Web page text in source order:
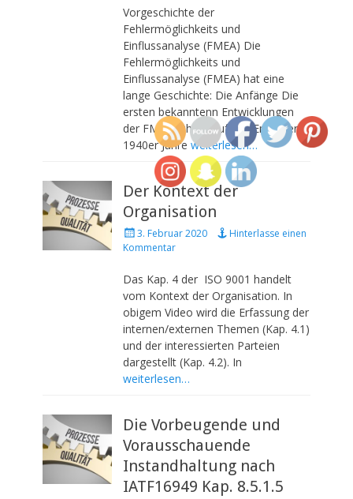
t
e
d
o
n
Vorgeschichte der
Fehlermöglichkeits und
Einflussanalyse (FMEA) Die
Fehlermöglichkeits und
Einflussanalyse (FMEA) hat eine
lange Geschichte: Die Anfänge Die
ersten bekanntenn Entwicklungen
der FMEA führen auf das Ende der
1940er Jahre weiterlesen…
Der Kontext der
Organisation
P
o
t
d
o
n
3. Februar 2020
Hinterlasse einen
Kommentar
Das Kap. 4 der ISO 9001 handelt
vom Kontext der Organisation. In
obigem Video wird die Erfassung der
internen/externen Themen (Kap. 4.1)
und der interessierten Parteien
dargestellt (Kap. 4.2). In
weiterlesen…
Die Vorbeugende und
Vorausschauende
Instandhaltung nach
IATF16949 Kap. 8.5.1.5